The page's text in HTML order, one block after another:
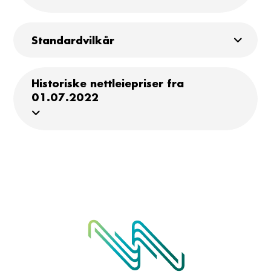
Standardvilkår
Historiske nettleiepriser fra
01.07.2022